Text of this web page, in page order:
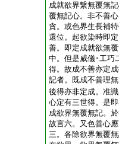
成就欲界繋無覆無
覆無記心。非不善
貪。或色界生長補
還位。起欲染時即
善。即定成就欲無
中。但是威儀･工巧
得。故成不善亦定
記者。既成不善理
後得亦非定成。准
心定有三世得。是
成欲界無覆無記。
故言六。又色善心
三。各除欲界無覆